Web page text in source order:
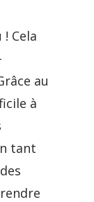
Cela
au
à
tant